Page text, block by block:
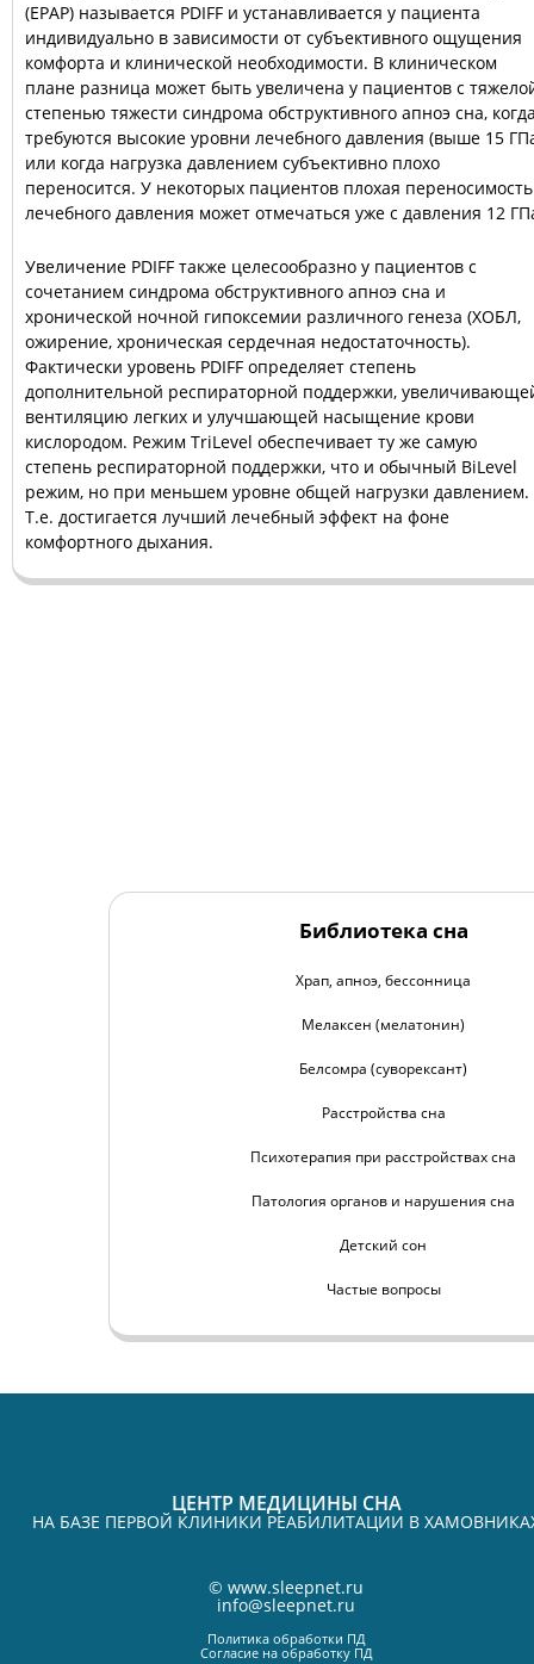
(EPAP) называется PDIFF и устанавливается у пациента
индивидуально в зависимости от субъективного ощущения
комфорта и клинической необходимости. В клиническом
плане разница может быть увеличена у пациентов с
степенью тяжести синдрома обструктивного апноэ сна,
требуются высокие уровни лечебного давления (выше 15
или когда нагрузка давлением субъективно плохо
переносится. У некоторых пациентов плохая переносимость
лечебного давления может отмечаться уже с давления 12
Увеличение PDIFF также целесообразно у пациентов с
сочетанием синдрома обструктивного апноэ сна и
хронической ночной гипоксемии различного генеза (ХОБЛ,
ожирение, хроническая сердечная недостаточность).
Фактически уровень PDIFF определяет степень
дополнительной респираторной поддержки,
вентиляцию легких и улучшающей насыщение крови
кислородом. Режим TriLevel обеспечивает ту же самую
степень респираторной поддержки, что и обычный BiLevel
режим, но при меньшем уровне общей нагрузки давлением.
Т.е. достигается лучший лечебный эффект на фоне
комфортного дыхания.
Библиотека сна
Храп, апноэ, бессонница
Мелаксен (мелатонин)
Белсомра (суворексант)
Расстройства сна
Психотерапия при расстройствах сна
Патология органов и нарушения сна
Детский сон
Частые вопросы
ЦЕНТР МЕДИЦИНЫ СНА
НА БАЗЕ ПЕРВОЙ КЛИНИКИ РЕАБИЛИТАЦИИ В
© www.sleepnet.ru
info@sleepnet.ru
Политика обработки ПД
Согласие на обработку ПД